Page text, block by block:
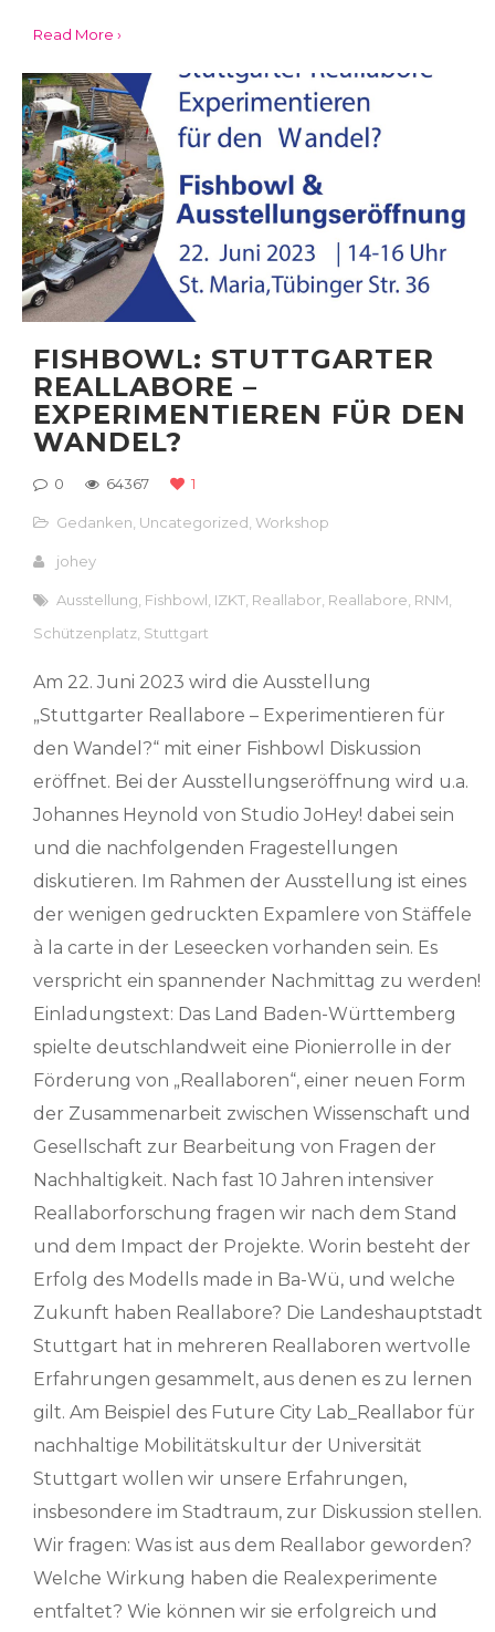
Read More ›
FISHBOWL: STUTTGARTER
REALLABORE –
EXPERIMENTIEREN FÜR DEN
WANDEL?
0 64367 1
Gedanken Uncategorized ,Workshop
johey
Ausstellung Fishbowl IZKT Reallabor Reallabore RNM
Schützenplatz Stuttgart
Am 22. Juni 2023 wird die Ausstellung
„Stuttgarter Reallabore – Experimentieren für
den Wandel?“ mit einer Fishbowl Diskussion
eröffnet. Bei der Ausstellungseröffnung wird u.a.
Johannes Heynold von Studio JoHey! dabei sein
und die nachfolgenden Fragestellungen
diskutieren. Im Rahmen der Ausstellung ist eines
der wenigen gedruckten Expamlere von Stäffele
à la carte in der Leseecken vorhanden sein. Es
verspricht ein spannender Nachmittag zu werden!
Einladungstext: Das Land Baden-Württemberg
spielte deutschlandweit eine Pionierrolle in der
Förderung von „Reallaboren“, einer neuen Form
der Zusammenarbeit zwischen Wissenschaft und
Gesellschaft zur Bearbeitung von Fragen der
Nachhaltigkeit. Nach fast 10 Jahren intensiver
Reallaborforschung fragen wir nach dem Stand
und dem Impact der Projekte. Worin besteht der
Erfolg des Modells made in Ba-Wü, und welche
Zukunft haben Reallabore? Die Landeshauptstadt
Stuttgart hat in mehreren Reallaboren wertvolle
Erfahrungen gesammelt, aus denen es zu lernen
gilt. Am Beispiel des Future City Lab_Reallabor für
nachhaltige Mobilitätskultur der Universität
Stuttgart wollen wir unsere Erfahrungen,
insbesondere im Stadtraum, zur Diskussion stellen.
Wir fragen: Was ist aus dem Reallabor geworden?
Welche Wirkung haben die Realexperimente
entfaltet? Wie können wir sie erfolgreich und